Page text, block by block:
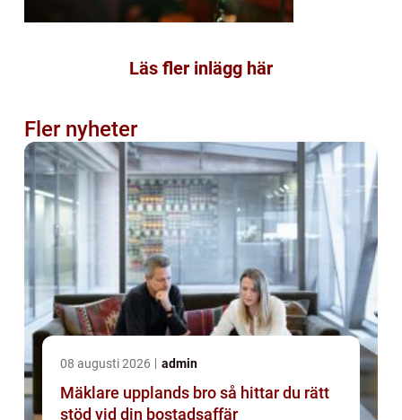
Läs fler inlägg här
Fler nyheter
08 augusti 2026 admin
Mäklare upplands bro så hittar du rätt
stöd vid din bostadsaffär